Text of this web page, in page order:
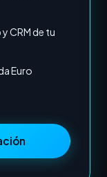
CRM de tu
Euro